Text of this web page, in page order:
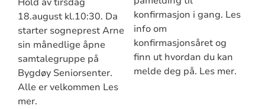
18.august kl.10:30. Da
starter sogneprest Arne
sin månedlige åpne
samtalegruppe på
Bygdøy Seniorsenter.
Alle er velkommen Les
mer.
konfirmasjon i gang. Les
info om
konfirmasjonsåret og
finn ut hvordan du kan
melde deg på. Les mer.